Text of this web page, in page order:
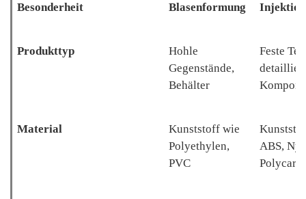
Besonderheit Blasenformung
Produkttyp
Hohle
Gegenstände,
Behälter
Feste
Material
Kunststoff wie
Polyethylen,
PVC
ABS,